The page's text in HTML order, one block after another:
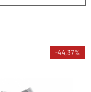
-44,37%